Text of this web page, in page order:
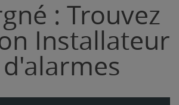
: Trouvez
Installateur
d'alarmes